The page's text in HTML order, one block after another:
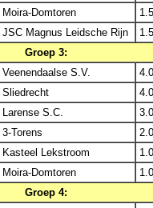
Moira-Domtoren
JSC Magnus Leidsche Rijn
Groep 3:
Veenendaalse S.V.
Sliedrecht
Larense S.C.
3-Torens
Kasteel Lekstroom
Moira-Domtoren
Groep 4: